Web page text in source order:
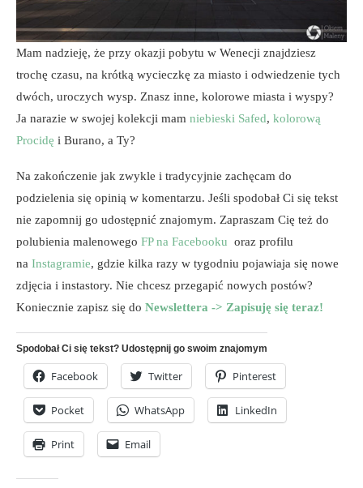
Mam nadzieję, że przy okazji pobytu w Wenecji znajdziesz
trochę czasu, na krótką wycieczkę za miasto i odwiedzenie tych
dwóch, uroczych wysp. Znasz inne, kolorowe miasta i wyspy?
Ja narazie w swojej kolekcji mam niebieski Safed, kolorową
Procidę i Burano, a Ty?
Na zakończenie jak zwykle i tradycyjnie zachęcam do
podzielenia się opinią w komentarzu. Jeśli spodobał Ci się tekst
nie zapomnij go udostępnić znajomym. Zapraszam Cię też do
polubienia malenowego FP na Facebooku oraz profilu
na Instagramie, gdzie kilka razy w tygodniu pojawiaja się nowe
zdjęcia i instastory. Nie chcesz przegapić nowych postów?
Koniecznie zapisz się do Newslettera -> Zapisuję się teraz!
Spodobał Ci się tekst? Udostępnij go swoim znajomym
Facebook Twitter Pinterest
Pocket WhatsApp LinkedIn
Print Email